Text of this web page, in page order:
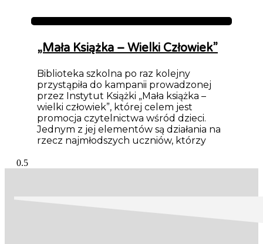
Aktualności
„Mała Książka – Wielki Człowiek”
Biblioteka szkolna po raz kolejny
przystąpiła do kampanii prowadzonej
przez Instytut Książki „Mała książka –
wielki człowiek”, której celem jest
promocja czytelnictwa wśród dzieci.
Jednym z jej elementów są działania na
rzecz najmłodszych uczniów, którzy